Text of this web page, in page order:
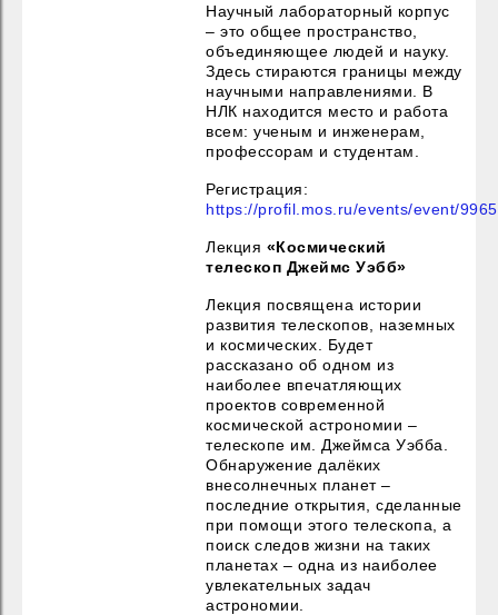
Научный лабораторный корпус
– это общее пространство,
объединяющее людей и науку.
Здесь стираются границы между
научными направлениями. В
НЛК находится место и работа
всем: ученым и инженерам,
профессорам и студентам.
Регистрация:
https://profil.mos.ru/events/event/
Лекция «Космический
телескоп Джеймс Уэбб»
Лекция посвящена истории
развития телескопов, наземных
и космических. Будет
рассказано об одном из
наиболее впечатляющих
проектов современной
космической астрономии –
телескопе им. Джеймса Уэбба.
Обнаружение далёких
внесолнечных планет –
последние открытия, сделанные
при помощи этого телескопа, а
поиск следов жизни на таких
планетах – одна из наиболее
увлекательных задач
астрономии.